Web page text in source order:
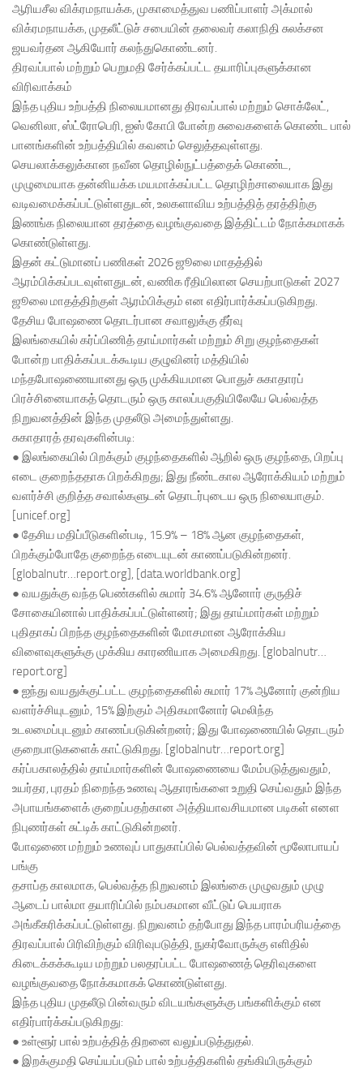
ஆரியசீல விக்ரமநாயக்க, முகாமைத்துவ பணிப்பாளர் அக்மால்
விக்ரமநாயக்க, முதலீட்டுச் சபையின் தலைவர் கலாநிதி சுலக்சன
ஜயவர்தன ஆகியோர் கலந்துகொண்டனர்.
திரவப்பால் மற்றும் பெறுமதி சேர்க்கப்பட்ட தயாரிப்புகளுக்கான
விரிவாக்கம்
இந்த புதிய உற்பத்தி நிலையமானது திரவப்பால் மற்றும் சொக்லேட்,
வெனிலா, ஸ்ட்ரோபெரி, ஐஸ் கோபி போன்ற சுவைகளைக் கொண்ட பால்
பானங்களின் உற்பத்தியில் கவனம் செலுத்தவுள்ளது.
செயலாக்கலுக்கான நவீன தொழில்நுட்பத்தைக் கொண்ட,
முழுமையாக தன்னியக்க மயமாக்கப்பட்ட தொழிற்சாலையாக இது
வடிவமைக்கப்பட்டுள்ளதுடன், உலகளாவிய உற்பத்தித் தரத்திற்கு
இணங்க நிலையான தரத்தை வழங்குவதை இத்திட்டம் நோக்கமாகக்
கொண்டுள்ளது.
இதன் கட்டுமானப் பணிகள் 2026 ஜூலை மாதத்தில்
ஆரம்பிக்கப்படவுள்ளதுடன், வணிக ரீதியிலான செயற்பாடுகள் 2027
ஜூலை மாதத்திற்குள் ஆரம்பிக்கும் என எதிர்பார்க்கப்படுகிறது.
தேசிய போஷணை தொடர்பான சவாலுக்கு தீர்வு
இலங்கையில் கர்ப்பிணித் தாய்மார்கள் மற்றும் சிறு குழந்தைகள்
போன்ற பாதிக்கப்படக்கூடிய குழுவினர் மத்தியில்
மந்தபோஷணையானது ஒரு முக்கியமான பொதுச் சுகாதாரப்
பிரச்சினையாகத் தொடரும் ஒரு காலப்பகுதியிலேயே பெல்வத்த
நிறுவனத்தின் இந்த முதலீடு அமைந்துள்ளது.
சுகாதாரத் தரவுகளின்படி:
● இலங்கையில் பிறக்கும் குழந்தைகளில் ஆறில் ஒரு குழந்தை, பிறப்பு
எடை குறைந்ததாக பிறக்கிறது; இது நீண்டகால ஆரோக்கியம் மற்றும்
வளர்ச்சி குறித்த சவால்களுடன் தொடர்புடைய ஒரு நிலையாகும்.
[unicef.org]
● தேசிய மதிப்பீடுகளின்படி, 15.9% – 18% ஆன குழந்தைகள்,
பிறக்கும்போதே குறைந்த எடையுடன் காணப்படுகின்றனர்.
[globalnutr…report.org], [data.worldbank.org]
● வயதுக்கு வந்த பெண்களில் சுமார் 34.6% ஆனோர் குருதிச்
சோகையினால் பாதிக்கப்பட்டுள்ளனர்; இது தாய்மார்கள் மற்றும்
புதிதாகப் பிறந்த குழந்தைகளின் மோசமான ஆரோக்கிய
விளைவுகளுக்கு முக்கிய காரணியாக அமைகிறது. [globalnutr…
report.org]
● ஐந்து வயதுக்குட்பட்ட குழந்தைகளில் சுமார் 17% ஆனோர் குன்றிய
வளர்ச்சியுடனும், 15% இற்கும் அதிகமானோர் மெலிந்த
உடலமைப்புடனும் காணப்படுகின்றனர்; இது போஷணையில் தொடரும்
குறைபாடுகளைக் காட்டுகிறது. [globalnutr…report.org]
கர்ப்பகாலத்தில் தாய்மார்களின் போஷணையை மேம்படுத்துவதும்,
உயர்தர, புரதம் நிறைந்த உணவு ஆதாரங்களை உறுதி செய்வதும் இந்த
அபாயங்களைக் குறைப்பதற்கான அத்தியாவசியமான படிகள் எனள
நிபுணர்கள் சுட்டிக் காட்டுகின்றனர்.
போஷணை மற்றும் உணவுப் பாதுகாப்பில் பெல்வத்தவின் மூலோபாயப்
பங்கு
தசாப்த காலமாக, பெல்வத்த நிறுவனம் இலங்கை முழுவதும் முழு
ஆடைப் பால்மா தயாரிப்பில் நம்பகமான வீட்டுப் பெயராக
அங்கீகரிக்கப்பட்டுள்ளது. நிறுவனம் தற்போது இந்த பாரம்பரியத்தை
திரவப்பால் பிரிவிற்கும் விரிவுபடுத்தி, நுகர்வோருக்கு எளிதில்
கிடைக்கக்கூடிய மற்றும் பலதரப்பட்ட போஷணைத் தெரிவுகளை
வழங்குவதை நோக்கமாகக் கொண்டுள்ளது.
இந்த புதிய முதலீடு பின்வரும் விடயங்களுக்கு பங்களிக்கும் என
எதிர்பார்க்கப்படுகிறது:
● உள்ளூர் பால் உற்பத்தித் திறனை வலுப்படுத்துதல்.
● இறக்குமதி செய்யப்படும் பால் உற்பத்திகளில் தங்கியிருக்கும்